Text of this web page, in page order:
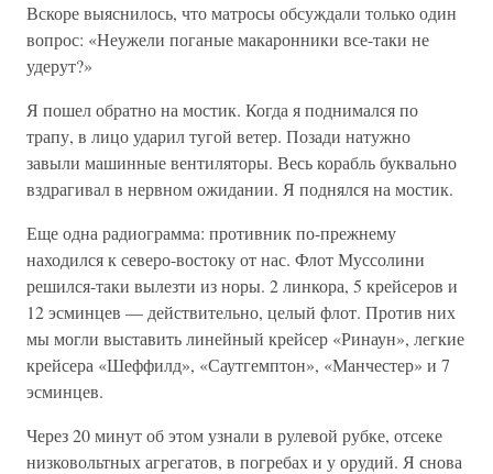
Вскоре выяснилось, что матросы обсуждали только один
вопрос: «Неужели поганые макаронники все-таки не
удерут?»
Я пошел обратно на мостик. Когда я поднимался по
трапу, в лицо ударил тугой ветер. Позади натужно
завыли машинные вентиляторы. Весь корабль буквально
вздрагивал в нервном ожидании. Я поднялся на мостик.
Еще одна радиограмма: противник по-прежнему
находился к северо-востоку от нас. Флот Муссолини
решился-таки вылезти из норы. 2 линкора, 5 крейсеров и
12 эсминцев — действительно, целый флот. Против них
мы могли выставить линейный крейсер «Ринаун», легкие
крейсера «Шеффилд», «Саутгемптон», «Манчестер» и 7
эсминцев.
Через 20 минут об этом узнали в рулевой рубке, отсеке
низковольтных агрегатов, в погребах и у орудий. Я снова